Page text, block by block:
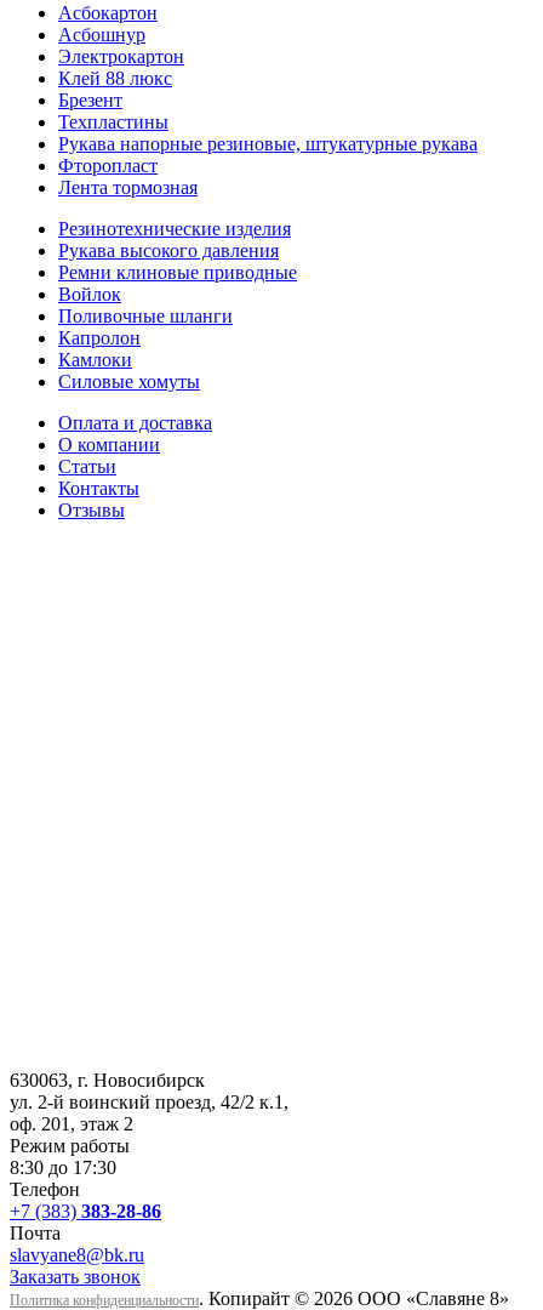
Асбокартон
Асбошнур
Электрокартон
Клей 88 люкс
Брезент
Техпластины
Рукава напорные резиновые, штукатурные рукава
Фторопласт
Лента тормозная
Резинотехнические изделия
Рукава высокого давления
Ремни клиновые приводные
Войлок
Поливочные шланги
Капролон
Камлоки
Силовые хомуты
Оплата и доставка
О компании
Статьи
Контакты
Отзывы
630063, г. Новосибирск
ул. 2-й воинский проезд, 42/2 к.1 ,
оф. 201, этаж 2
Режим работы
8:30 до 17:30
Телефон
+7 (383) 383-28-86
Почта
slavyane8@bk.ru
Заказать звонок
Политика конфиденциальности. Копирайт © 2026 ООО «Cлавяне 8»